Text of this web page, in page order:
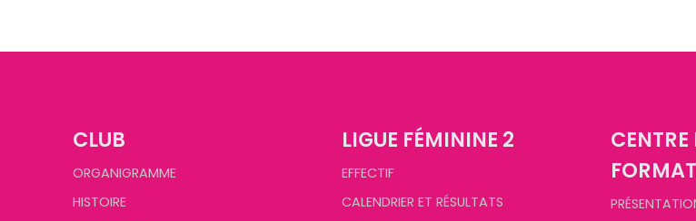
CLUB
ORGANIGRAMME
HISTOIRE
LIGUE FÉMININE 2
EFFECTIF
CALENDRIER ET RÉSULTATS
CENTRE